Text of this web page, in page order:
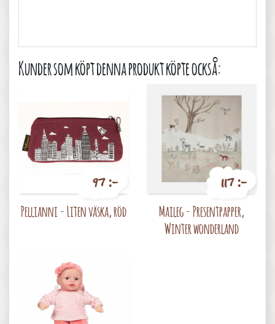
Kunder som köpt denna produkt köpte också:
97 :-
Pellianni - Liten väska, röd
117 :-
Maileg - Presentpapper,
Winter wonderland